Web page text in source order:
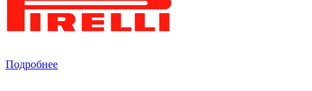
Подробнее